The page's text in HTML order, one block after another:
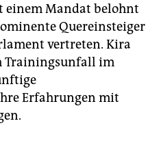
einem Mandat belohnt
Quereinsteiger
vertreten. Kira
Trainingsunfall im
Erfahrungen mit